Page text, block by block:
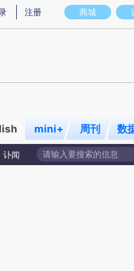
意图存在偏差。不代表财新观点和立
商城
注册
mini+ 周刊 数
讣闻